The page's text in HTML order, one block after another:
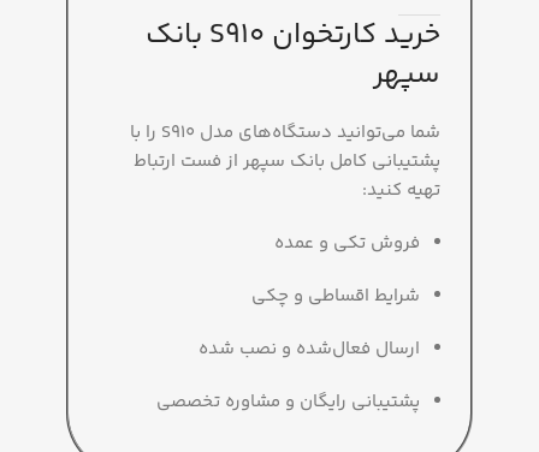
خرید کارتخوان S910 بانک
سپهر
شما می‌توانید دستگاه‌های مدل S910 را با
پشتیبانی کامل بانک سپهر از فست ارتباط
تهیه کنید:
فروش تکی و عمده
شرایط اقساطی و چکی
ارسال فعال‌شده و نصب شده
پشتیبانی رایگان و مشاوره تخصصی